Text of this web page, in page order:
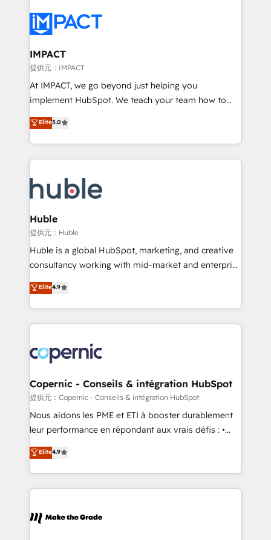
Slash months from your API Integration project... ⬅️
Click "Contact Business" ⬅️ to access 150+ Kickstart
Integration templates that put HubSpot in the center
of your tech stack, syncing... 🛍️ Shopify or
WooCommerce 💲 Stripe or Paypal 💰 Sage or
Netsuite 🤖 Google or Microsoft ✍️ DocuSign or
the rare Advanced "Custom Integrations"
Accreditation, securely sync data across... 🔄 any
new HubSpot portal with Advanced Website and
CRM Migrations using our in-house "HubScrub" Tool.
IMPACT
提供元：IMPACT
At IMPACT, we go beyond just helping you
implement HubSpot. We teach your team how to
master it. As the creators of the Endless Customers
System™ (the next evolution of They Ask, You
Answer), we’re the only HubSpot partner built
entirely around coaching and training. That means
skills, processes, and internal team you need to
attract the right buyers, close deals faster, and grow
without outside dependencies. You’ll learn how to: •
Set up, audit, and organize your HubSpot portal •
Get your sales team fully using HubSpot • Track
pipeline and revenue across the entire buyer journey
growth • Create content and videos that attract
buyers • Use AI to scale smarter Our coaching-led
lasts. So if you're ready to become the most trusted
voice in your market, let’s talk.
Elite5.0
Huble
提供元：Huble
Huble is a global HubSpot, marketing, and creative
consultancy working with mid-market and enterprise
businesses. We go beyond implementation, shaping
the strategy, processes, and teams that turn
HubSpot into a genuine growth engine. Named
HubSpot's Global Partner of the Year in 2024,
worldwide, and with over 15 years in the ecosystem,
Huble has built a track record that speaks for itself.
One company, one operating model, delivering
across offices and consulting teams in the UK, USA,
Canada, Germany, France, Belgium, Singapore, and
South Africa. Certified compliant with ISO/IEC
international offices and 175+ employees.
Elite4.9
Copernic - Conseils & intégration HubSpot
提供元：Copernic - Conseils & intégration HubSpot
Nous aidons les PME et ETI à booster durablement
leur performance en répondant aux vrais défis : •
Intégration de HubSpot avec d’autres outils (ERP,
téléphonie, etc.) • Alignement des équipes grâce à un
outil et des données partagées • Amélioration de la
collecte et de l’analyse des données pour des
de la productivité des équipes Notre équipe de 30
Elite4.9